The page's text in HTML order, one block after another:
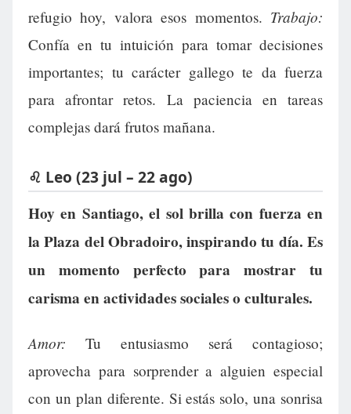
refugio hoy, valora esos momentos. Trabajo:
Confía en tu intuición para tomar decisiones
importantes; tu carácter gallego te da fuerza
para afrontar retos. La paciencia en tareas
complejas dará frutos mañana.
♌ Leo (23 jul – 22 ago)
Hoy en Santiago, el sol brilla con fuerza en
la Plaza del Obradoiro, inspirando tu día. Es
un momento perfecto para mostrar tu
carisma en actividades sociales o culturales.
Amor: Tu entusiasmo será contagioso;
aprovecha para sorprender a alguien especial
con un plan diferente. Si estás solo, una sonrisa